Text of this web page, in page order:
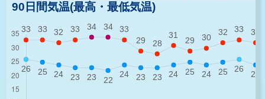
90日間気温(最高・最低気温)